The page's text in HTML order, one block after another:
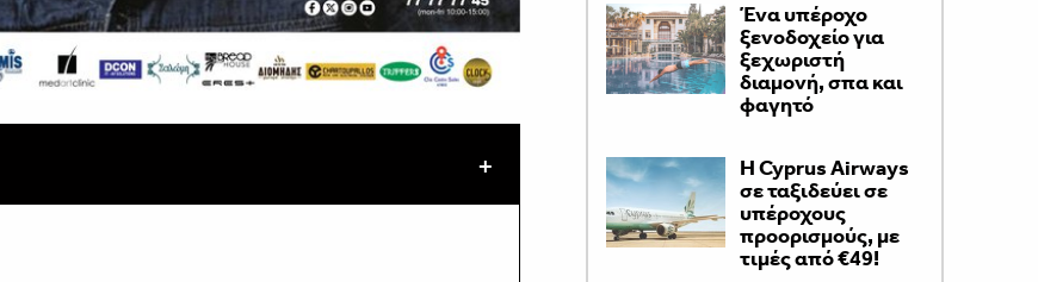
Ένα υπέροχο
ξενοδοχείο για
ξεχωριστή
διαμονή, σπα και
φαγητό
H Cyprus Airways
σε ταξιδεύει σε
υπέροχους
προορισμούς, με
τιμές από €49!